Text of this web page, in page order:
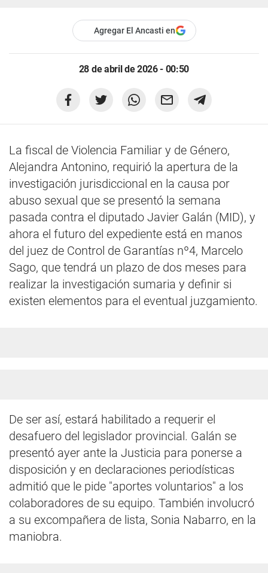
Agregar El Ancasti en
28 de abril de 2026 - 00:50
La fiscal de Violencia Familiar y de Género,
Alejandra Antonino, requirió la apertura de la
investigación jurisdiccional en la causa por
abuso sexual que se presentó la semana
pasada contra el diputado Javier Galán (MID), y
ahora el futuro del expediente está en manos
del juez de Control de Garantías nº4, Marcelo
Sago, que tendrá un plazo de dos meses para
realizar la investigación sumaria y definir si
existen elementos para el eventual juzgamiento.
De ser así, estará habilitado a requerir el
desafuero del legislador provincial. Galán se
presentó ayer ante la Justicia para ponerse a
disposición y en declaraciones periodísticas
admitió que le pide "aportes voluntarios" a los
colaboradores de su equipo. También involucró
a su excompañera de lista, Sonia Nabarro, en la
maniobra.